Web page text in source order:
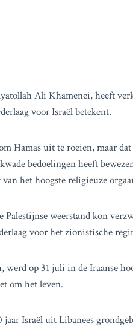
Ali Khamenei, heeft
voor Israël betekent.
Hamas uit te roeien, maar
bedoelingen heeft
het hoogste religieuze
weerstand kon
voor het zionistische
op 31 juli in de Iraanse
om het leven.
Israël uit Libanees